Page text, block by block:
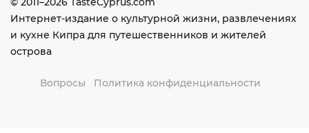
Интернет-издание о культурной жизни, развлечениях
и кухне Кипра для путешественников и жителей
острова
Вопросы Политика конфиденциальности